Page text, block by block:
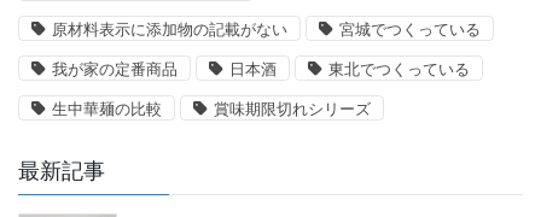
原材料表示に添加物の記載がない 宮城でつくっている
我が家の定番商品 日本酒 東北でつくっている
生中華麺の比較 賞味期限切れシリーズ
最新記事